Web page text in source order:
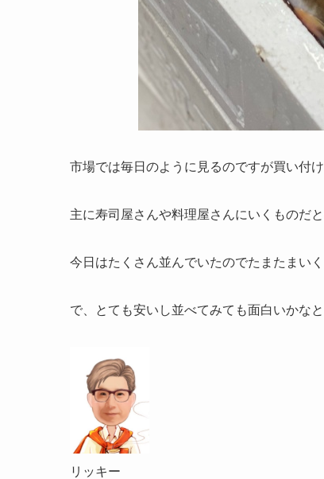
市場では毎日のように見るのですが買い付
主に寿司屋さんや料理屋さんにいくものだ
今日はたくさん並んでいたのでたまたまい
で、とても安いし並べてみても面白いかな
リッキー